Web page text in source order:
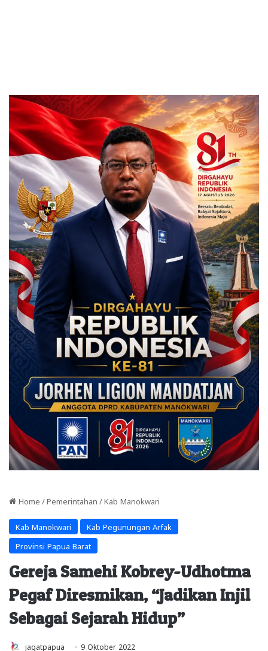
Home / Pemerintahan / Kab Manokwari
Kab Manokwari Kab Pegunungan Arfak
Provinsi Papua Barat
Gereja Samehi Kobrey-Udhotma
Pegaf Diresmikan, “Jadikan Injil
Sebagai Sejarah Hidup”
jagatpapua 9 Oktober 2022